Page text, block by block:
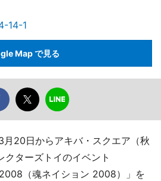
14-1
Map で見る
20日からアキバ・スクエア（秋
ターズトイのイベント
（魂ネイション 2008）」を